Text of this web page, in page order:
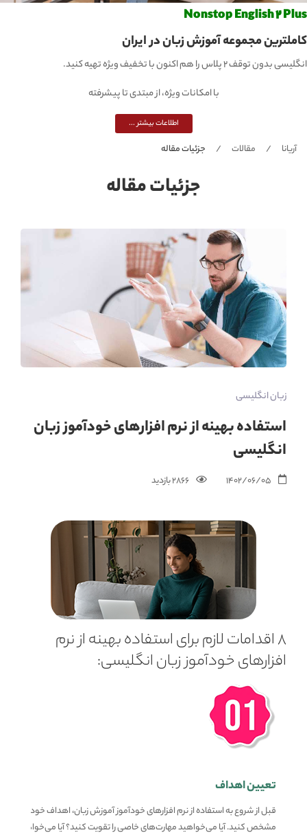
Nonstop English 2 Plus
کاملترین مجموعه آموزش زبان در ایران
انگلیسی بدون توقف 2 پلاس را هم اکنون با تخفیف ویژه تهیه کنید.
با امکانات ویژه، از مبتدی تا پیشرفته
اطلاعات بیشتر ...
جزئیات مقاله
آریانا مقالات جزئیات مقاله
زبان انگلیسی
استفاده بهینه از نرم افزارهای خودآموز زبان
انگلیسی
1402/06/05 2866 بازدید‌
8 اقدامات لازم برای استفاده بهینه از نرم
افزارهای خودآموز زبان انگلیسی:
تعیین اهداف
قبل از شروع به استفاده از نرم افزارهای خودآموز آموزش زبان، اهداف خود را
مشخص کنید. آیا می‌خواهید مهارت‌های خاصی را تقویت کنید؟ آیا می‌خواهید